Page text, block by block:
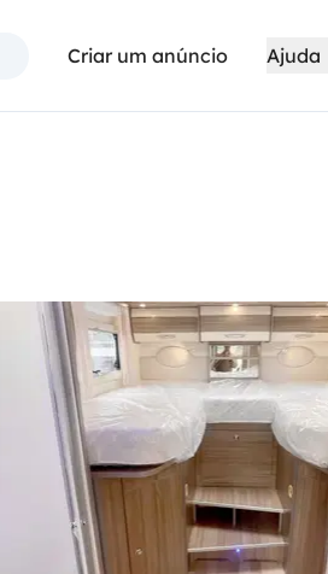
Criar um anúncio Ajuda